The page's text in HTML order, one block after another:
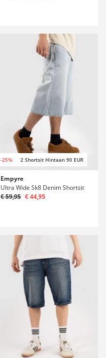
-25% 2 Shortsit Hintaan 90 EUR
Empyre
Ultra Wide Sk8 Denim Shortsit
€ 59,95 € 44,95